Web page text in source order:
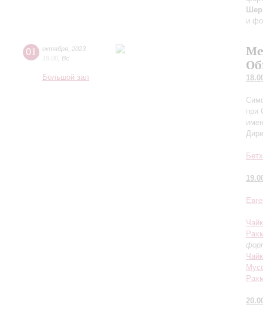
Шер
и
01 октября 2023
18:00 Вс
Большой зал
при